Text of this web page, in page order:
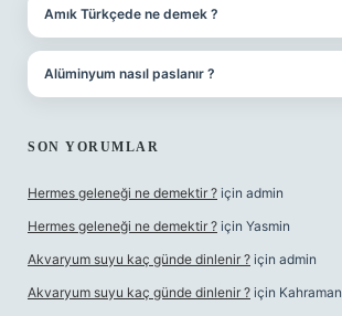
Amık Türkçede ne demek ?
Alüminyum nasıl paslanır ?
SON YORUMLAR
Hermes geleneği ne demektir ? için admin
Hermes geleneği ne demektir ? için Yasmin
Akvaryum suyu kaç günde dinlenir ? için admin
Akvaryum suyu kaç günde dinlenir ? için Kahraman